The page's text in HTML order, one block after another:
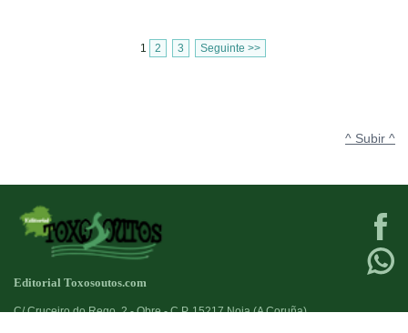
1 2 3 Seguinte >>
^ Subir ^
Editorial Toxosoutos.com
C/ Cruceiro do Rego, 2 - Obre - C.P. 15217 Noia (A Coruña)